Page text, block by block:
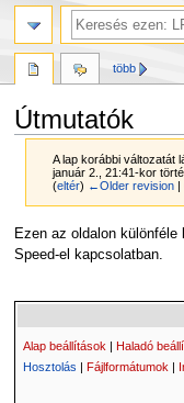
Útmutatók
A lap korábbi változatát
január 2., 21:41-kor
(eltér) ←Older revision |
Ugrás
a
Ugrás
a
Ezen az oldalon
Speed-el kapcsolatban.
Alap beállítások | Haladó
Hosztolás |Fájlformátumok |
több